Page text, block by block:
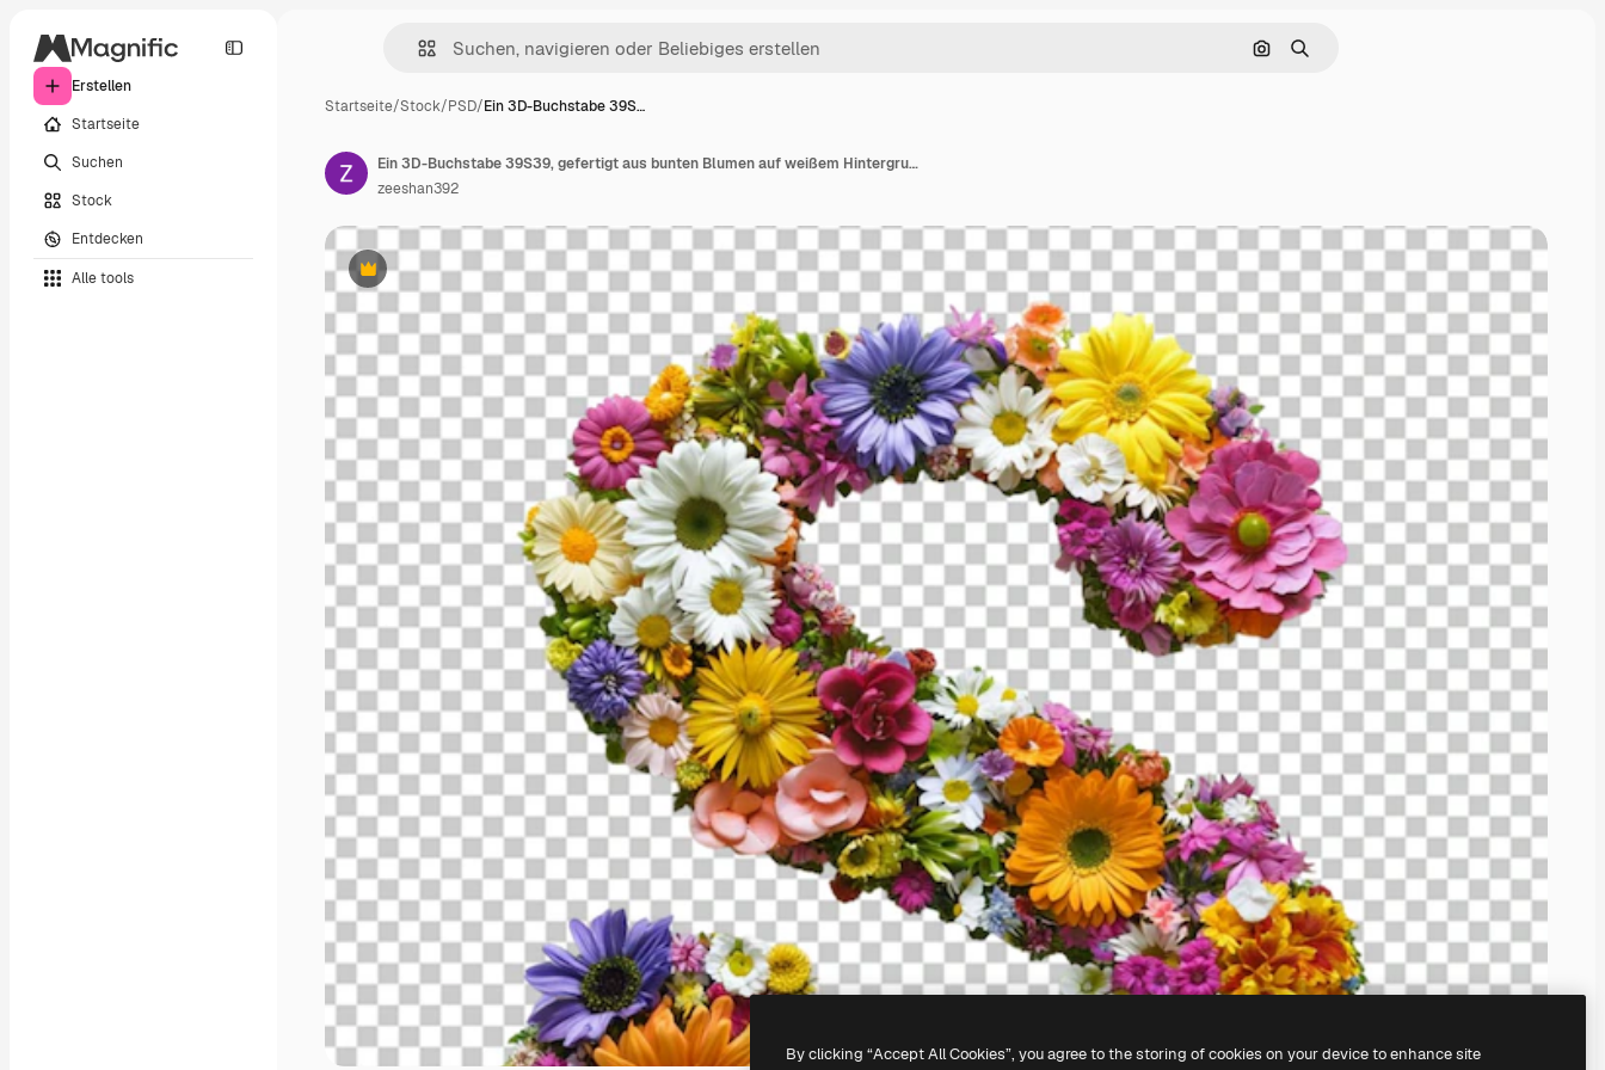
Erstellen
Startseite
Suchen
Stock
Entdecken
Alle tools
Nach Bild suchen
Suchen
Startseite/Stock/PSD/Ein 3D-Buchstabe 39S…
Premium
Ein 3D-Buchstabe 39S39, gefertigt aus bunten Blumen auf weißem Hintergrund
zeeshan392
By clicking “Accept All Cookies”, you agree to the storing of cookies on your device to enhance site